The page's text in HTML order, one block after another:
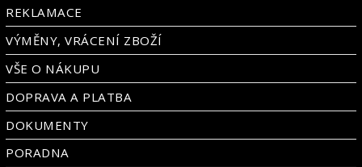
REKLAMACE
VÝMĚNY, VRÁCENÍ ZBOŽÍ
VŠE O NÁKUPU
DOPRAVA A PLATBA
DOKUMENTY
PORADNA